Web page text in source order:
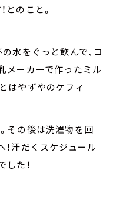
とのこと。
水をぐっと飲んで、コ
メーカーで作ったミル
はやずやのケフィ
その後は洗濯物を回
！汗だくスケジュール
した！